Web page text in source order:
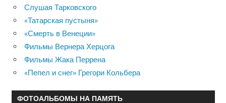
Слушая Тарковского
«Татарская пустыня»
«Смерть в Венеции»
Фильмы Вернера Херцога
Фильмы Жака Перрена
«Пепел и снег» Грегори Кольбера
ФОТОАЛЬБОМЫ НА ПАМЯТЬ